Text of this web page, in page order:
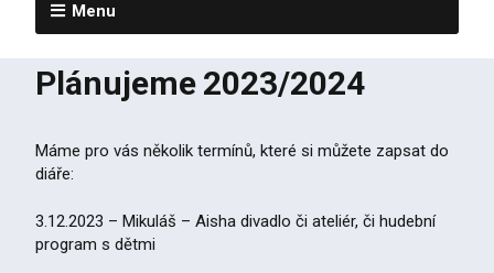
Menu
Plánujeme 2023/2024
Máme pro vás několik termínů, které si můžete zapsat do
diáře:
3.12.2023 – Mikuláš – Aisha divadlo či ateliér, či hudební
program s dětmi